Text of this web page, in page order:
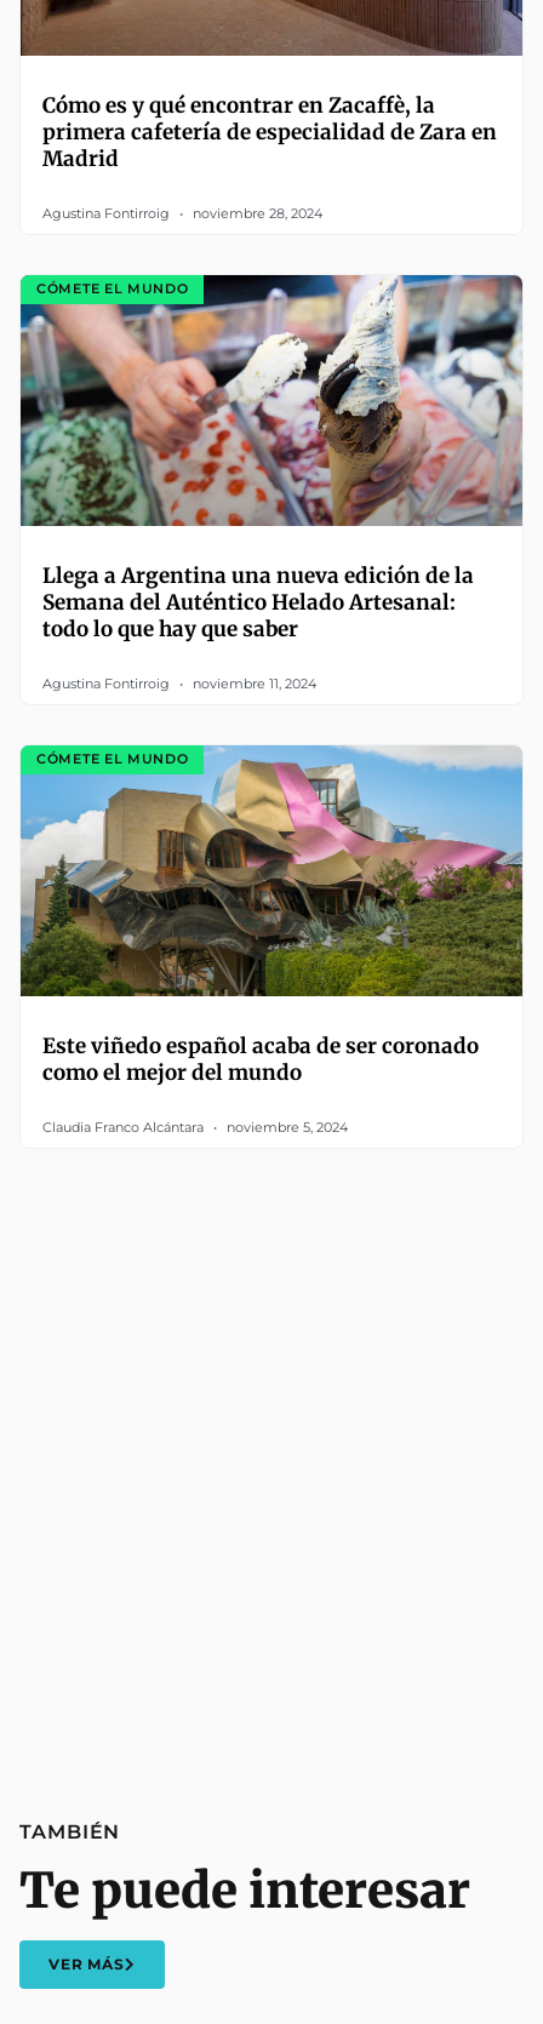
Cómo es y qué encontrar en Zacaffè, la
primera cafetería de especialidad de Zara en
Madrid
Agustina Fontirroig noviembre 28, 2024
CÓMETE EL MUNDO
Llega a Argentina una nueva edición de la
Semana del Auténtico Helado Artesanal:
todo lo que hay que saber
Agustina Fontirroig noviembre 11, 2024
CÓMETE EL MUNDO
Este viñedo español acaba de ser coronado
como el mejor del mundo
Claudia Franco Alcántara noviembre 5, 2024
TAMBIÉN
Te puede interesar
VER MÁS